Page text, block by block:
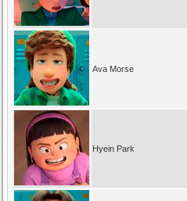
Ava Morse
Hyein Park